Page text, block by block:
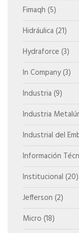
Fimaqh (5)
Hidráulica (21)
Hydraforce (3)
In Company(3)
Industria (9)
Industria
Industrial del
Información
Institucional (20)
Jefferson (2)
Micro (18)